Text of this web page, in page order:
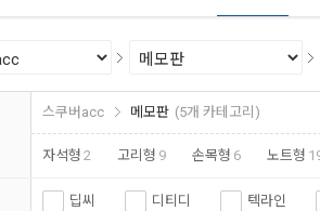
스쿠버acc 메모판 (5개 카테고리)
자석형 2 고리형 9 손목형 6 노트형
딥씨 디티디 텍라인